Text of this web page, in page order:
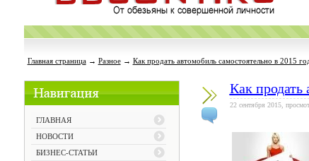
Главная страница→ Разное→ Как продать автомобиль самостоятельно в 2015
ГЛАВНАЯ
НОВОСТИ
БИЗНЕС-СТАТЬИ
Как продать
22 сентября 2015,